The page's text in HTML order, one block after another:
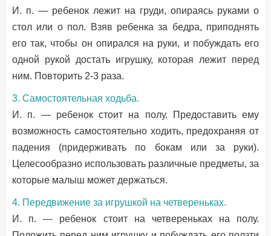
И. п. — ребенок лежит на груди, опираясь руками о
стол или о пол. Взяв ребенка за бедра, приподнять
его так, чтобы он опирался на руки, и побуждать его
одной рукой достать игрушку, которая лежит перед
ним. Повторить 2-3 раза.
3. Самостоятельная ходьба.
И. п. — ребенок стоит на полу. Предоставить ему
возможность самостоятельно ходить, предохраняя от
падения (придерживать по бокам или за руки).
Целесообразно использовать различные предметы, за
которые малыш может держаться.
4. Передвижение за игрушкой на четвереньках.
И. п. — ребенок стоит на четвереньках на полу.